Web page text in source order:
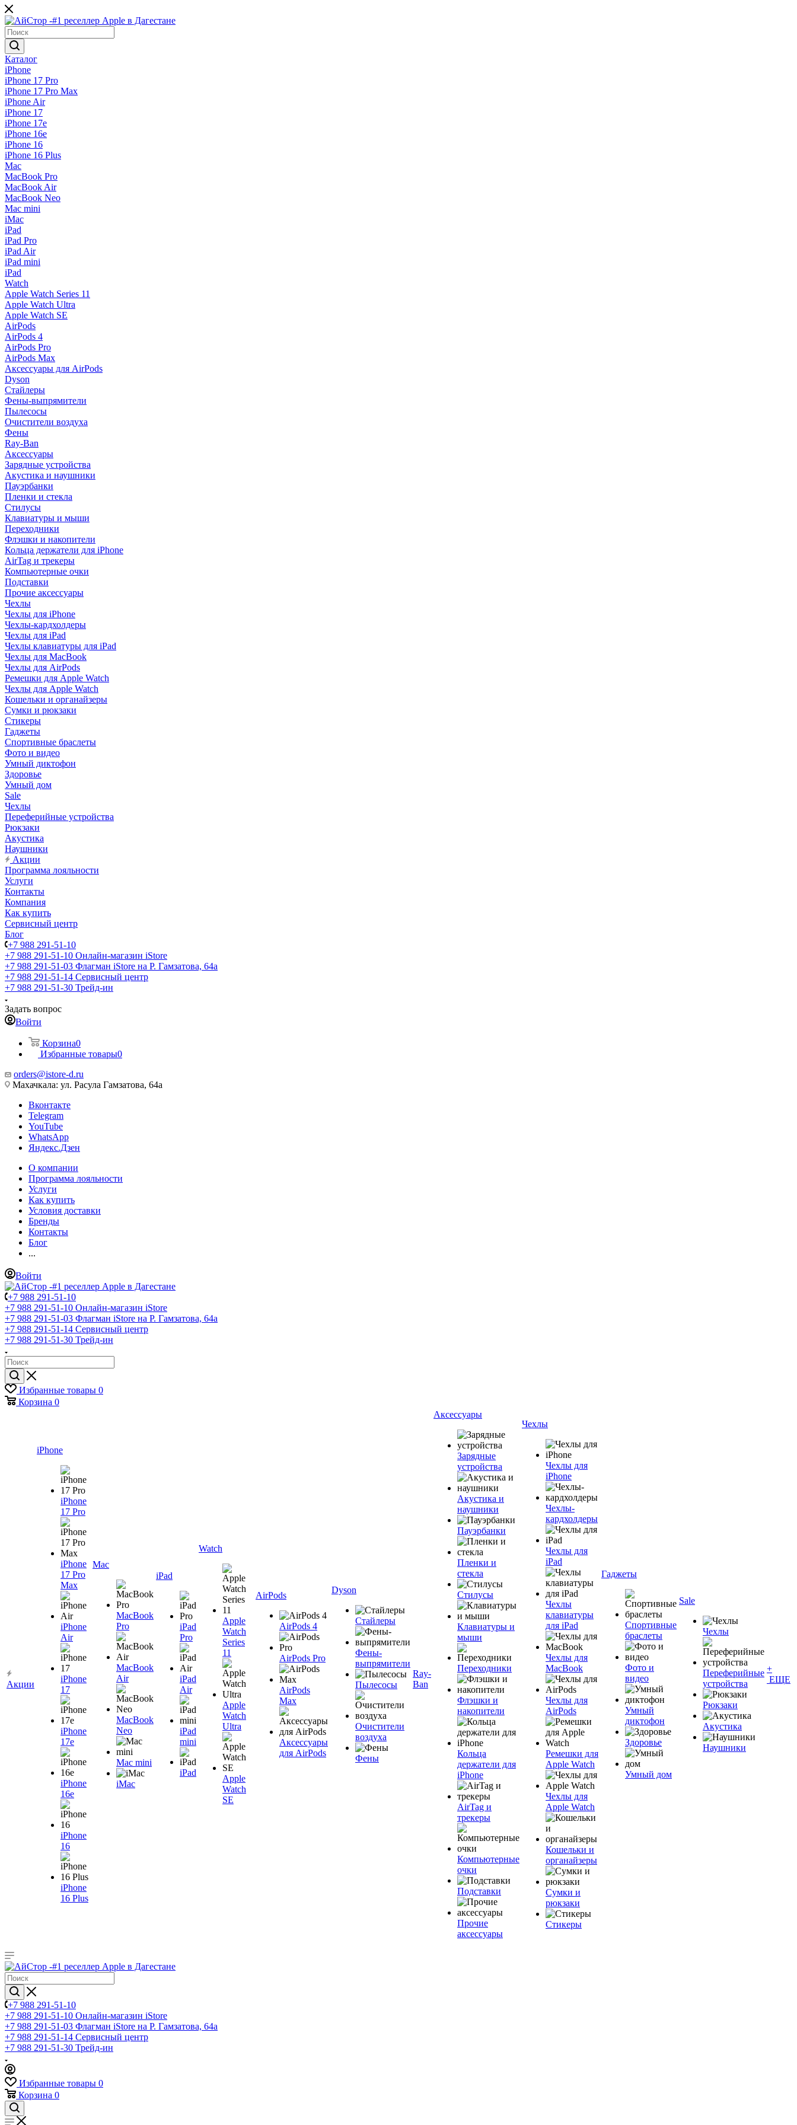
Каталог
iPhone
iPhone 17 Pro
iPhone 17 Pro Max
iPhone Air
iPhone 17
iPhone 17e
iPhone 16e
iPhone 16
iPhone 16 Plus
Mac
MacBook Pro
MacBook Air
MacBook Neo
Mac mini
iMac
iPad
iPad Pro
iPad Air
iPad mini
iPad
Watch
Apple Watch Series 11
Apple Watch Ultra
Apple Watch SE
AirPods
AirPods 4
AirPods Pro
AirPods Max
Аксессуары для AirPods
Dyson
Стайлеры
Фены-выпрямители
Пылесосы
Очистители воздуха
Фены
Ray-Ban
Аксессуары
Зарядные устройства
Акустика и наушники
Пауэрбанки
Пленки и стекла
Стилусы
Клавиатуры и мыши
Переходники
Флэшки и накопители
Кольца держатели для iPhone
AirTag и трекеры
Компьютерные очки
Подставки
Прочие аксессуары
Чехлы
Чехлы для iPhone
Чехлы-кардхолдеры
Чехлы для iPad
Чехлы клавиатуры для iPad
Чехлы для MacBook
Чехлы для AirPods
Ремешки для Apple Watch
Чехлы для Apple Watch
Кошельки и органайзеры
Сумки и рюкзаки
Стикеры
Гаджеты
Спортивные браслеты
Фото и видео
Умный диктофон
Здоровье
Умный дом
Sale
Чехлы
Переферийные устройства
Рюкзаки
Акустика
Наушники
Акции
Программа лояльности
Услуги
Контакты
Компания
Как купить
Сервисный центр
Блог
+7 988 291-51-10
+7 988 291-51-10 Онлайн-магазин iStore
+7 988 291-51-03 Флагман iStore на Р. Гамзатова, 64а
+7 988 291-51-14 Сервисный центр
+7 988 291-51-30 Трейд-ин
Задать вопрос
Войти
Корзина0
Избранные товары0
orders@istore-d.ru
Махачкала: ул. Расула Гамзатова, 64а
Вконтакте
Telegram
YouTube
WhatsApp
Яндекс.Дзен
О компании
Программа лояльности
Услуги
Как купить
Условия доставки
Бренды
Контакты
Блог
...
Войти
+7 988 291-51-10
+7 988 291-51-10 Онлайн-магазин iStore
+7 988 291-51-03 Флагман iStore на Р. Гамзатова, 64а
+7 988 291-51-14 Сервисный центр
+7 988 291-51-30 Трейд-ин
Избранные товары 0
Корзина 0
Акции
iPhone
iPhone
17 Pro
iPhone
17 Pro
Max
iPhone
Air
iPhone
17
iPhone
17e
iPhone
16e
iPhone
16
iPhone
16 Plus
Mac
MacBook
Pro
MacBook
Air
MacBook
Neo
Mac mini
iMac
iPad
iPad
Pro
iPad
Air
iPad
mini
iPad
Watch
Apple
Watch
Series
11
Apple
Watch
Ultra
Apple
Watch
SE
AirPods
AirPods 4
AirPods Pro
AirPods
Max
Аксессуары
для AirPods
Dyson
Стайлеры
Фены-
выпрямители
Пылесосы
Очистители
воздуха
Фены
Ray-
Ban
Аксессуары
Зарядные
устройства
Акустика и
наушники
Пауэрбанки
Пленки и
стекла
Стилусы
Клавиатуры и
мыши
Переходники
Флэшки и
накопители
Кольца
держатели для
iPhone
AirTag и
трекеры
Компьютерные
очки
Подставки
Прочие
аксессуары
Чехлы
Чехлы для
iPhone
Чехлы-
кардхолдеры
Чехлы для
iPad
Чехлы
клавиатуры
для iPad
Чехлы для
MacBook
Чехлы для
AirPods
Ремешки для
Apple Watch
Чехлы для
Apple Watch
Кошельки и
органайзеры
Сумки и
рюкзаки
Стикеры
Гаджеты
Спортивные
браслеты
Фото и
видео
Умный
диктофон
Здоровье
Умный дом
Sale
Чехлы
Переферийные
устройства
Рюкзаки
Акустика
Наушники
+
ЕЩЕ
+7 988 291-51-10
+7 988 291-51-10 Онлайн-магазин iStore
+7 988 291-51-03 Флагман iStore на Р. Гамзатова, 64а
+7 988 291-51-14 Сервисный центр
+7 988 291-51-30 Трейд-ин
Избранные товары 0
Корзина 0